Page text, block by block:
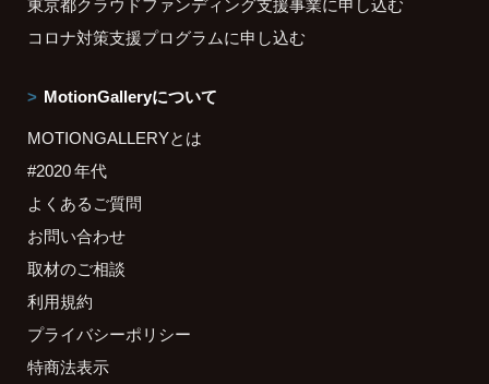
コロナ対策支援プログラムに申し込む
MotionGalleryについて
MOTIONGALLERYとは
#2020 年代
よくあるご質問
お問い合わせ
取材のご相談
利用規約
プライバシーポリシー
特商法表示